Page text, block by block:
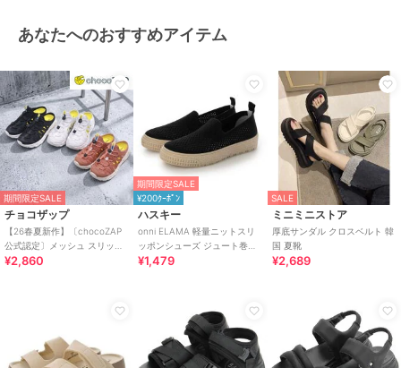
あなたへのおすすめアイテム
期間限定SALE
チョコザップ
【26春夏新作】〔chocoZAP
公式認定〕メッシュ スリッポ
ン スニーカーサンダル
¥2,860
期間限定SALE
¥200ｸｰﾎﾟﾝ
ハスキー
onni ELAMA 軽量ニットスリ
ッポンシューズ ジュート巻き
風 エスパドリーユ
¥1,479
SALE
ミニミニストア
厚底サンダル クロスベルト 韓
国 夏靴
¥2,689